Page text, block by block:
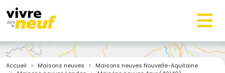
Accueil Maisons neuves
Maisons neuves Nouvelle-Aquitaine